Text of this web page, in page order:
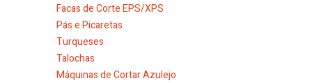
Facas de Corte EPS/XPS
Pás e Picaretas
Turqueses
Talochas
Máquinas de Cortar Azulejo